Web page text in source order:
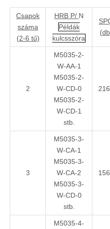
Csapok
száma
(2-6 tű)
HRB P/ N
Példák
kulcsszóra
2
M5035-2-
W-AA-1
M5035-2-
W-CD-0
M5035-2-
W-CD-1
stb.
3
M5035-3-
W-CA-1
M5035-3-
W-CA-2
M5035-3-
W-CD-0
stb.
M5035-4-